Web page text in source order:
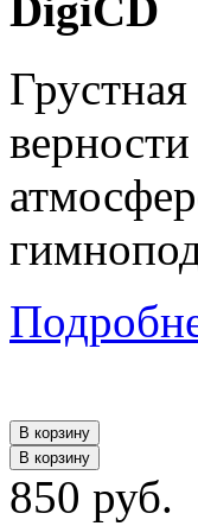
В корзину
В корзину
850 руб.